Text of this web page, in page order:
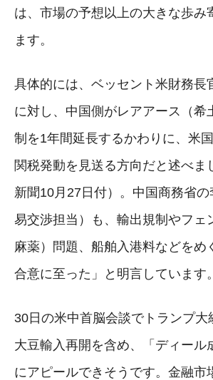
は、市場の予想以上の大きな歩み
ます。
具体的には、ベッセント米財務長
に対し、中国側がレアアース（希
制を1年間延長するかわりに、米
関税発動を見送る方向だと述べま
新聞10月27日付）。中国商務省
易交渉担当）も、輸出規制やフェ
麻薬）問題、船舶入港料などをめ
合意に至った」と明言しています。
30日の米中首脳会談でトランプ大
大豆輸入再開を含め、「ディール
にアピールできそうです。金融市